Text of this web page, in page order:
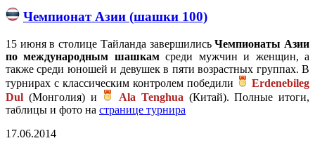
Чемпионат Азии (шашки 100)
15 июня в столице Тайланда завершилисьЧемпионаты Азии
по международным шашкамсреди мужчин и женщин, а
также среди юношей и девушек в пяти возрастных группах. В
турнирах с классическим контролем победили
Erdenebileg
Dul (Монголия) и Ala Tenghua (Китай). Полные итоги,
таблицы и фото на странице турнира
17.06.2014